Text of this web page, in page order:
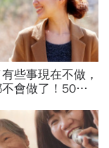
些事現在不做，
會做了！50歲